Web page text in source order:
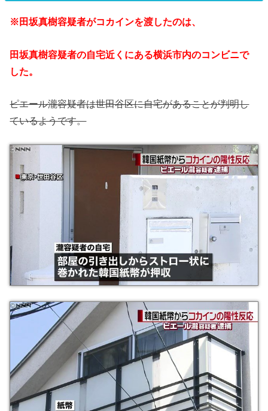
※田坂真樹容疑者がコカインを渡したのは、
田坂真樹容疑者の自宅近くにある横浜市内のコンビニで
した。
ピエール瀧容疑者は世田谷区に自宅があることが判明し
ているようです。